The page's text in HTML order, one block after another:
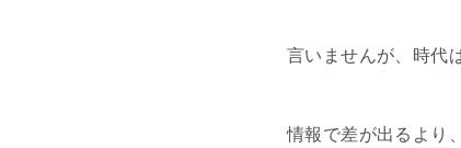
言いませんが、時代
情報で差が出るより